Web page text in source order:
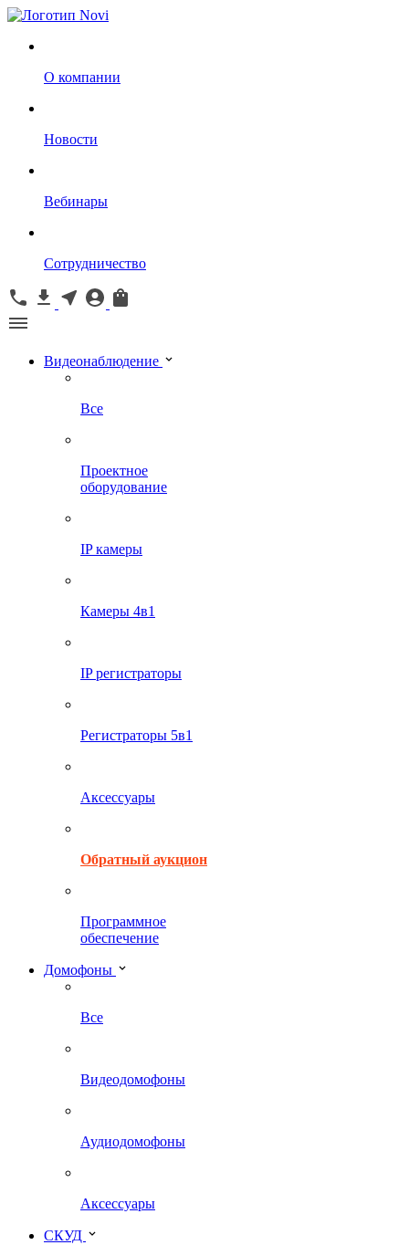
О компании
Новости
Вебинары
Сотрудничество
Видеонаблюдение
Все
Проектное
оборудование
IP камеры
Камеры 4в1
IP регистраторы
Регистраторы 5в1
Аксессуары
Обратный аукцион
Программное
обеспечение
Домофоны
Все
Видеодомофоны
Аудиодомофоны
Аксессуары
СКУД